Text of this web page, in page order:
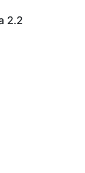
2.2